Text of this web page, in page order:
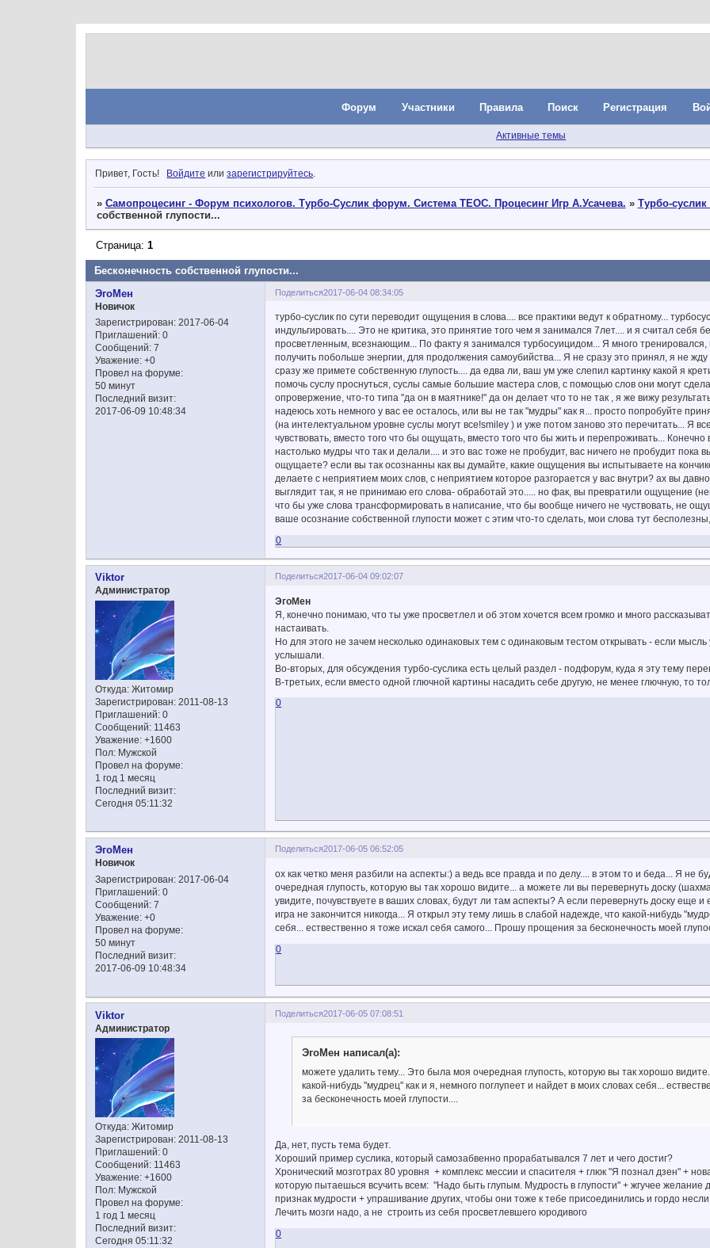
Форум Участники Правила Поиск Регистрация
Активные темы
Привет, Гость! Войдите илизарегистрируйтесь
» Самопроцесинг - Форум психологов. Турбо-Суслик форум. Система ТЕОС. Процесинг Игр А.Усачева. » Турбо-
собственной глупости...
Бесконечность собственной глупости...
Страница: 1
Поделиться2017-06-04 08:34:05
ЭгоМен
Новичок
Зарегистрирован: 2017-06-04
Приглашений: 0
Сообщений: 7
Уважение: +0
Провел на форуме:
50 минут
Последний визит:
2017-06-09 10:48:34
турбо-суслик по сути переводит ощущения в слова.... все практики ведут к обратному...
индульгировать.... Это не критика, это принятие того чем я занимался 7лет.... и я считал себя
просветленным, всезнающим... По факту я занимался турбосуицидом... Я много
получить побольше энергии, для продолжения самоубийства... Я не сразу это принял, я не
сразу же примете собственную глупость.... да едва ли, ваш ум уже слепил картинку какой я
помочь суслу проснуться, суслы самые большие мастера слов, с помощью слов они могут
опровержение, что-то типа "да он в маятнике!" да он делает что то не так , я же вижу
надеюсь хоть немного у вас ее осталось, или вы не так "мудры" как я... просто попробуйте
(на интелектуальном уровне суслы могут все!smiley ) и уже потом заново это перечитать... Я
чувствовать, вместо того что бы ощущать, вместо того что бы жить и перепроживать...
настолько мудры что так и делали.... и это вас тоже не пробудит, вас ничего не пробудит пока
ощущаете? если вы так осознанны как вы думайте, какие ощущения вы испытываете на
делаете с неприятием моих слов, с неприятием которое разгорается у вас внутри? ах вы
выглядит так, я не принимаю его слова- обработай это..... но фак, вы превратили ощущение
что бы уже слова трансформировать в написание, что бы вообще ничего не чуствовать, не
ваше осознание собственной глупости может с этим что-то сделать, мои слова тут
0
Поделиться2017-06-04 09:02:07
Viktor
Администратор
Откуда: Житомир
Зарегистрирован: 2011-08-13
Приглашений: 0
Сообщений: 11463
Уважение: +1600
Пол: Мужской
Провел на форуме:
1 год 1 месяц
Последний визит:
Сегодня 05:11:32
ЭгоМен
Я, конечно понимаю, что ты уже просветлел и об этом хочется всем громко и много
настаивать.
Но для этого не зачем несколько одинаковых тем с одинаковым тестом открывать - если
услышали.
Во-вторых, для обсуждения турбо-суслика есть целый раздел - подфорум, куда я эту тему
В-третьих, если вместо одной глючной картины насадить себе другую, не менее глючную, то
0
Поделиться2017-06-05 06:52:05
ЭгоМен
Новичок
Зарегистрирован: 2017-06-04
Приглашений: 0
Сообщений: 7
Уважение: +0
Провел на форуме:
50 минут
Последний визит:
2017-06-09 10:48:34
ох как четко меня разбили на аспекты:) а ведь все правда и по делу.... в этом то и беда... Я не
очередная глупость, которую вы так хорошо видите... а можете ли вы перевернуть доску
увидите, почувствуете в ваших словах, будут ли там аспекты? А если перевернуть доску еще
игра не закончится никогда... Я открыл эту тему лишь в слабой надежде, что какой-нибудь
себя... ествественно я тоже искал себя самого... Прошу прощения за бесконечность моей
0
Поделиться2017-06-05 07:08:51
Viktor
Администратор
Откуда: Житомир
Зарегистрирован: 2011-08-13
Приглашений: 0
Сообщений: 11463
Уважение: +1600
Пол: Мужской
Провел на форуме:
1 год 1 месяц
Последний визит:
Сегодня 05:11:32
ЭгоМен написал(а):
можете удалить тему... Это была моя очередная глупость, которую вы так хорошо
какой-нибудь "мудрец" как и я, немного поглупеет и найдет в моих словах себя...
за бесконечность моей глупости....
Да, нет, пусть тема будет.
Хороший пример суслика, который самозабвенно прорабатывался 7 лет и чего достиг?
Хронический мозготрах 80 уровня + комплекс мессии и спасителя + глюк "Я познал дзен" +
которую пытаешься всучить всем: "Надо быть глупым. Мудрость в глупости" + жгучее желание
признак мудрости + упрашивание других, чтобы они тоже к тебе присоединились и гордо
Лечить мозги надо, а не строить из себя просветлевшего юродивого
0